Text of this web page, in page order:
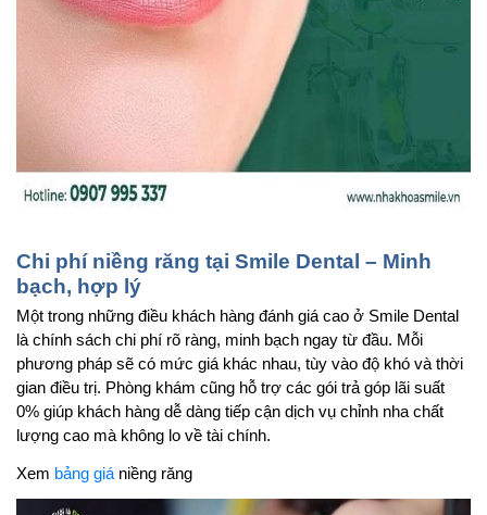
Chi phí niềng răng tại Smile Dental – Minh
bạch, hợp lý
Một trong những điều khách hàng đánh giá cao ở Smile Dental
là chính sách chi phí rõ ràng, minh bạch ngay từ đầu. Mỗi
phương pháp sẽ có mức giá khác nhau, tùy vào độ khó và thời
gian điều trị. Phòng khám cũng hỗ trợ các gói trả góp lãi suất
0% giúp khách hàng dễ dàng tiếp cận dịch vụ chỉnh nha chất
lượng cao mà không lo về tài chính.
Xem bảng giá niềng răng